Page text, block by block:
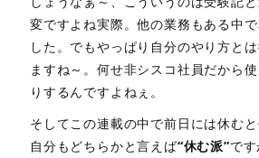
変ですよね実際。他の業務もある中
した。でもやっぱり自分のやり方と
ますね～。何せ非シスコ社員だから
りするんですよねぇ。
そしてこの連載の中で前日には休むと
自分もどちらかと言えば“休む派”で